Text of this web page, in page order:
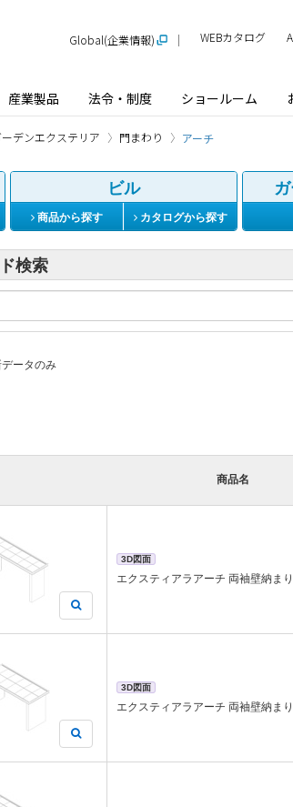
産業製品 法令・制度 ショールーム
Global(企業情報) WEBカタログ
ーデンエクステリア 門まわり アーチ
ビル
商品から探す カタログから探す
検索
ータのみ
商品名
3D図面
エクスティアラアーチ 両袖壁納ま
3D図面
エクスティアラアーチ 両袖壁納ま